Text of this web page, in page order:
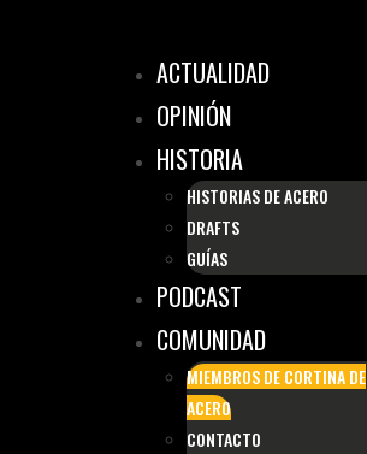
ACTUALIDAD
OPINIÓN
HISTORIA
HISTORIAS DE ACERO
DRAFTS
GUÍAS
PODCAST
COMUNIDAD
MIEMBROS DE CORTINA DE
ACERO
CONTACTO